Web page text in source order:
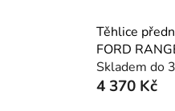
Těhlice
FORD
Skladem do
4 370 Kč